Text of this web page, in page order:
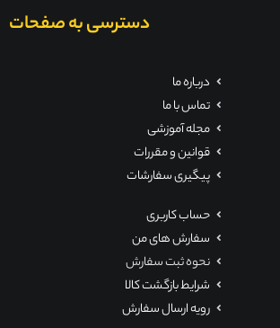
دسترسی به صفحات
درباره ما
تماس با ما
مجله آموزشی
قوانین و مقررات
پیگیری سفارشات
حساب کاربری
سفارش های من
نحوه ثبت سفارش
شرایط بازگشت کالا
رویه ارسال سفارش